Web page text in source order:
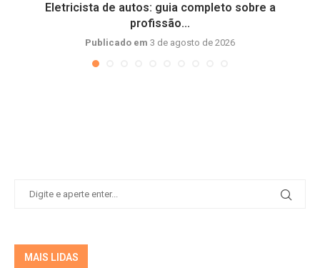
Eletricista de autos: guia completo sobre a
profissão...
Publicado em 3 de agosto de 2026
MAIS LIDAS